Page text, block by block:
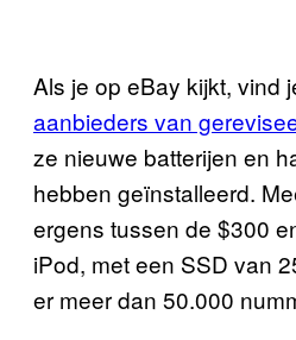
Als je op eBay kijkt, vind
aanbieders van
ze nieuwe batterijen en
hebben geïnstalleerd.
ergens tussen de $300
iPod, met een SSD van
er meer dan 50.000